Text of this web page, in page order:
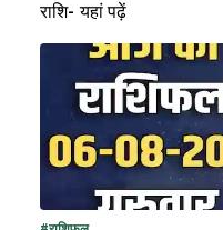
राशि- यहां पढ़ें